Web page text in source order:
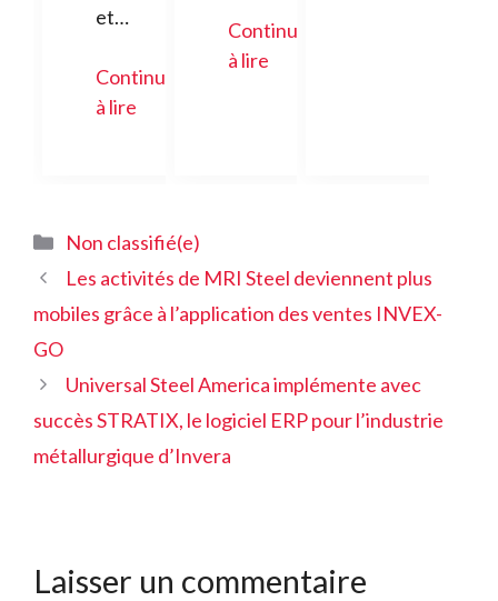
et…
Continuer
à lire
Continuer
à lire
Catégories
Non classifié(e)
Les activités de MRI Steel deviennent plus
mobiles grâce à l’application des ventes INVEX-
GO
Universal Steel America implémente avec
succès STRATIX, le logiciel ERP pour l’industrie
métallurgique d’Invera
Laisser un commentaire